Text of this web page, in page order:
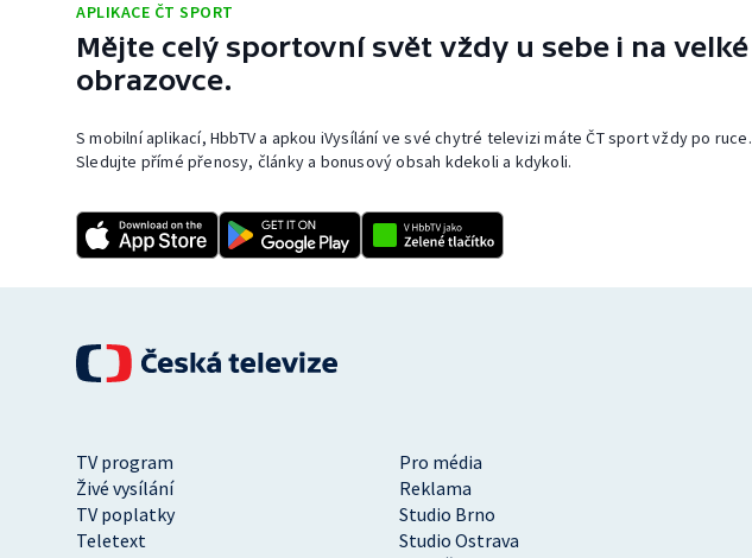
APLIKACE ČT SPORT
Mějte celý sportovní svět vždy u sebe i na velké
obrazovce.
S mobilní aplikací, HbbTV a apkou iVysílání ve své chytré televizi máte ČT sport vždy po ruce.
Sledujte přímé přenosy, články a bonusový obsah kdekoli a kdykoli.
TV program
Pro média
Živé vysílání
Reklama
TV poplatky
Studio Brno
Teletext
Studio Ostrava